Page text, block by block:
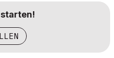
starten!